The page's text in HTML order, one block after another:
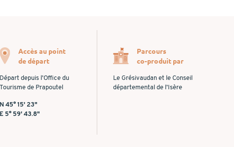
Accès au point
de départ
Départ depuis l’Office du
Tourisme de Prapoutel
N 45° 15' 23"
E 5° 59' 43.8"
Parcours
co-produit par
Le Grésivaudan et le Conseil
départemental de l’Isère